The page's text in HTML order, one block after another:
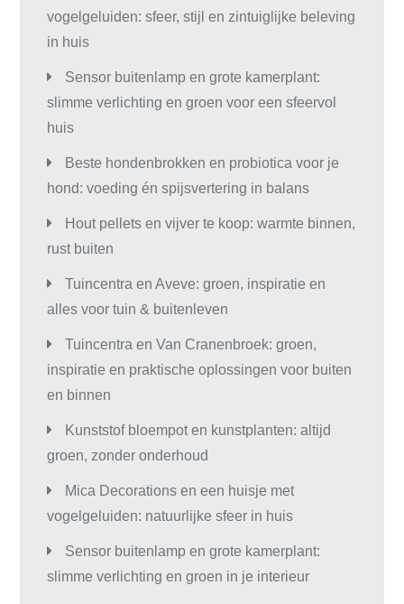
vogelgeluiden: sfeer, stijl en zintuiglijke beleving
in huis
Sensor buitenlamp en grote kamerplant:
slimme verlichting en groen voor een sfeervol
huis
Beste hondenbrokken en probiotica voor je
hond: voeding én spijsvertering in balans
Hout pellets en vijver te koop: warmte binnen,
rust buiten
Tuincentra en Aveve: groen, inspiratie en
alles voor tuin & buitenleven
Tuincentra en Van Cranenbroek: groen,
inspiratie en praktische oplossingen voor buiten
en binnen
Kunststof bloempot en kunstplanten: altijd
groen, zonder onderhoud
Mica Decorations en een huisje met
vogelgeluiden: natuurlijke sfeer in huis
Sensor buitenlamp en grote kamerplant:
slimme verlichting en groen in je interieur